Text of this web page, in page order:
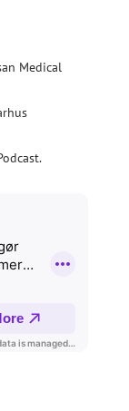
Medical